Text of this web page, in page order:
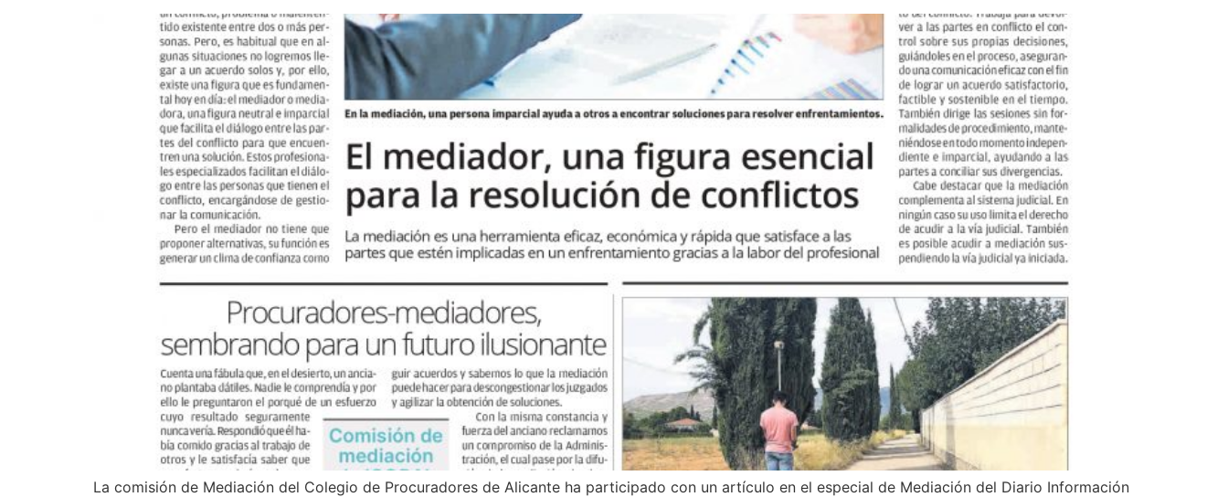
La comisión de Mediación del Colegio de Procuradores de Alicante ha participado con un artículo en el especial de Mediación del Diario Información